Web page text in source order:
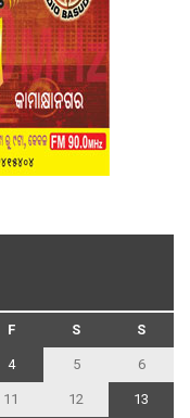
F S S
4 5 6
11 12 13